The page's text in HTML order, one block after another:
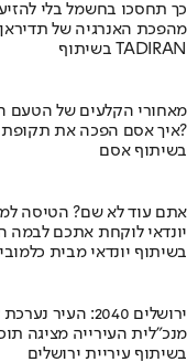
כך תחסכו בחשמל בלי להזיע
מהפכת האנרגיה של
בשיתוף TADIRAN
מאחורי הקלעים של הטעם
איך אסם הפכה את תקופת הצנע והמחסור הקשה של שנות ה-40 למותג לאומי?
בשיתוף אסם
אתם עוד לא שם? הטיסה
יונדאי לוקחת אתכם לבמה
בשיתוף יונדאי מבית
ירושלים 2040: העיר נערכת ל- 1.5 מליון תושבים
מנכ"לית העירייה מציגה
בשיתוף עיריית ירושלים